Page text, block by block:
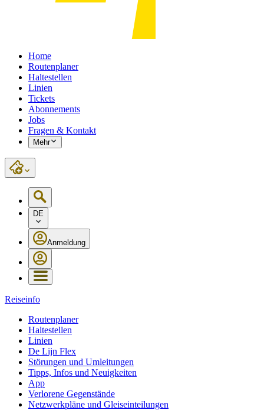
Home
Routenplaner
Haltestellen
Linien
Tickets
Abonnements
Jobs
Fragen & Kontakt
Mehr
DE
Anmeldung
Reiseinfo
Routenplaner
Haltestellen
Linien
De Lijn Flex
Störungen und Umleitungen
Tipps, Infos und Neuigkeiten
App
Verlorene Gegenstände
Netzwerkpläne und Gleiseinteilungen